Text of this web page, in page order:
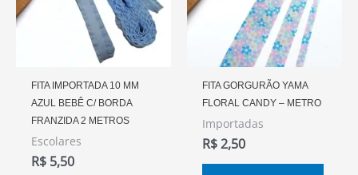
FITA IMPORTADA 10 MM
AZUL BEBÊ C/ BORDA
FRANZIDA 2 METROS
Escolares
R$ 5,50
FITA GORGURÃO YAMA
FLORAL CANDY – METRO
Importadas
R$2,50